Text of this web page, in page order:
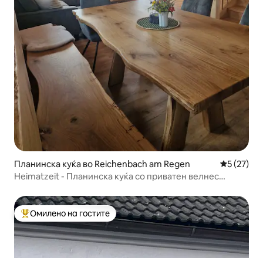
Планинска куќа во Reichenbach am Regen Просечна
5 (27)
Heimatzeit - Планинска куќа со приватен велнес
Меѓу најуспешните „Омилени на гостите“
Омилено на гостите